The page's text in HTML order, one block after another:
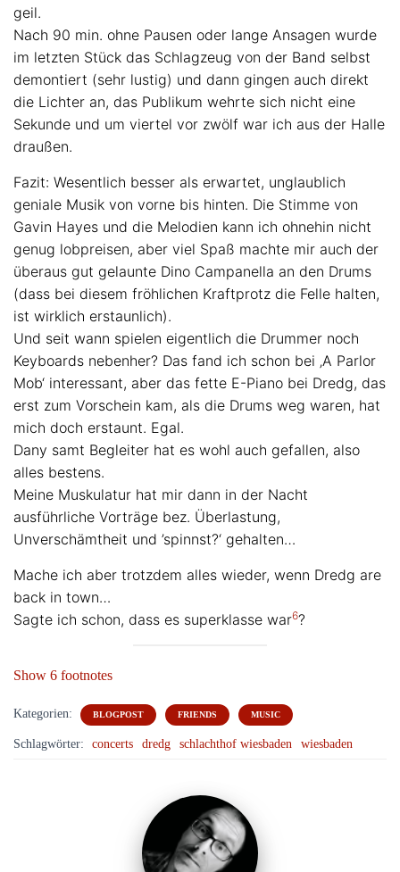
geil.
Nach 90 min. ohne Pausen oder lange Ansagen wurde
im letzten Stück das Schlagzeug von der Band selbst
demontiert (sehr lustig) und dann gingen auch direkt
die Lichter an, das Publikum wehrte sich nicht eine
Sekunde und um viertel vor zwölf war ich aus der Halle
draußen.
Fazit: Wesentlich besser als erwartet, unglaublich
geniale Musik von vorne bis hinten. Die Stimme von
Gavin Hayes und die Melodien kann ich ohnehin nicht
genug lobpreisen, aber viel Spaß machte mir auch der
überaus gut gelaunte Dino Campanella an den Drums
(dass bei diesem fröhlichen Kraftprotz die Felle halten,
ist wirklich erstaunlich).
Und seit wann spielen eigentlich die Drummer noch
Keyboards nebenher? Das fand ich schon bei ‚A Parlor
Mob‘ interessant, aber das fette E-Piano bei Dredg, das
erst zum Vorschein kam, als die Drums weg waren, hat
mich doch erstaunt. Egal.
Dany samt Begleiter hat es wohl auch gefallen, also
alles bestens.
Meine Muskulatur hat mir dann in der Nacht
ausführliche Vorträge bez. Überlastung,
Unverschämtheit und ’spinnst?‘ gehalten…
Mache ich aber trotzdem alles wieder, wenn Dredg are
back in town…
Sagte ich schon, dass es superklasse war6?
Show 6 footnotes
Kategorien: BLOGPOST FRIENDS MUSIC
Schlagwörter: concerts dredg schlachthof wiesbaden wiesbaden